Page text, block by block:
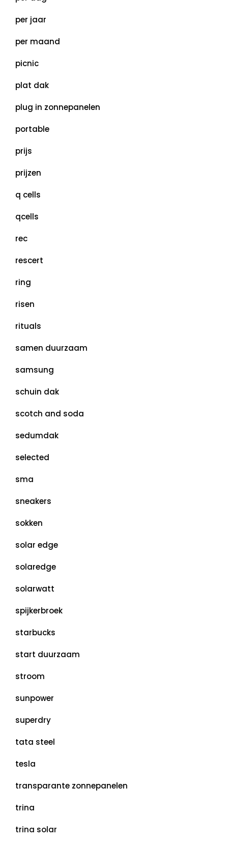
per jaar
per maand
picnic
plat dak
plug in zonnepanelen
portable
prijs
prijzen
q cells
qcells
rec
rescert
ring
risen
rituals
samen duurzaam
samsung
schuin dak
scotch and soda
sedumdak
selected
sma
sneakers
sokken
solar edge
solaredge
solarwatt
spijkerbroek
starbucks
start duurzaam
stroom
sunpower
superdry
tata steel
tesla
transparante zonnepanelen
trina
trina solar